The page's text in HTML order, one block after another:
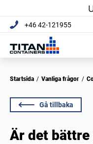
+46 42-121955
Startsida / Vanliga frågor /
Gå tillbaka
Är det